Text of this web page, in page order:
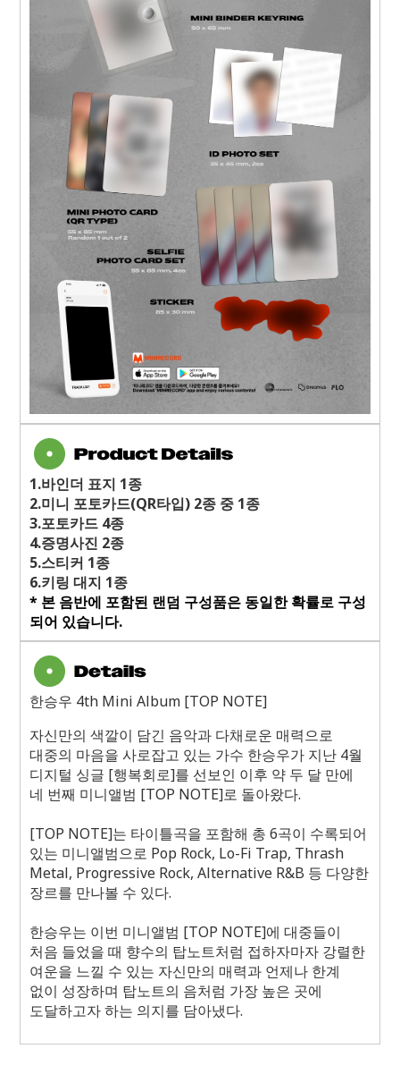
1.바인더 표지 1종
2.미니 포토카드(QR타입) 2종 중 1종
3.포토카드 4종
4.증명사진 2종
5.스티커 1종
6.키링 대지 1종
* 본 음반에 포함된 랜덤 구성품은 동일한 확률로 구성
되어 있습니다.
한승우 4th Mini Album [TOP NOTE]
자신만의 색깔이 담긴 음악과 다채로운 매력으로
대중의 마음을 사로잡고 있는 가수 한승우가 지난 4월
디지털 싱글 [행복회로]를 선보인 이후 약 두 달 만에
네 번째 미니앨범 [TOP NOTE]로 돌아왔다.
[TOP NOTE]는 타이틀곡을 포함해 총 6곡이 수록되어
있는 미니앨범으로 Pop Rock, Lo-Fi Trap, Thrash
Metal, Progressive Rock, Alternative R&B 등 다양한
장르를 만나볼 수 있다.
한승우는 이번 미니앨범 [TOP NOTE]에 대중들이
처음 들었을 때 향수의 탑노트처럼 접하자마자 강렬한
여운을 느낄 수 있는 자신만의 매력과 언제나 한계
없이 성장하며 탑노트의 음처럼 가장 높은 곳에
도달하고자 하는 의지를 담아냈다.